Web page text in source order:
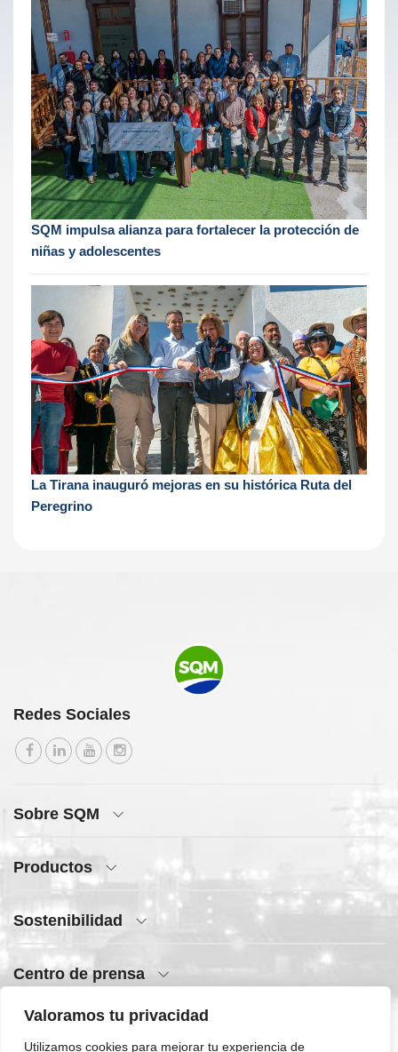
Valoramos tu privacidad
Utilizamos cookies para mejorar tu experiencia de
SQM impulsa alianza para fortalecer la protección de
niñas y adolescentes
La Tirana inauguró mejoras en su histórica Ruta del
Peregrino
Redes Sociales
Sobre SQM
Productos
Sostenibilidad
Centro de prensa
Acceso rápido